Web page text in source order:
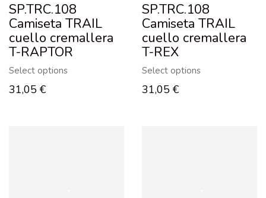
SP.TRC.108
Camiseta TRAIL
cuello cremallera
T-RAPTOR
Select options
31,05 €
SP.TRC.108
Camiseta TRAIL
cuello cremallera
T-REX
Select options
31,05 €